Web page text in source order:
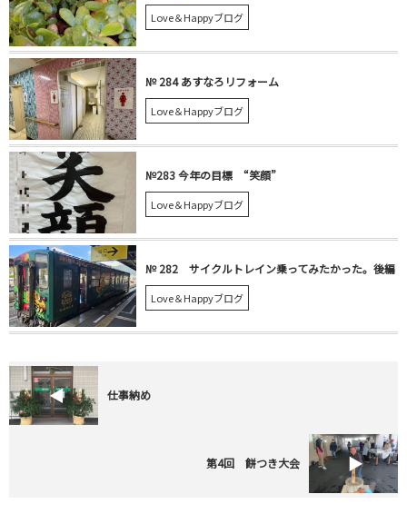
Love＆Happyブログ
№ 284 あすなろリフォーム
Love＆Happyブログ
№283 今年の目標 “笑顔”
Love＆Happyブログ
№ 282 サイクルトレイン乗ってみたかった。後編
Love＆Happyブログ
仕事納め
第4回 餅つき大会